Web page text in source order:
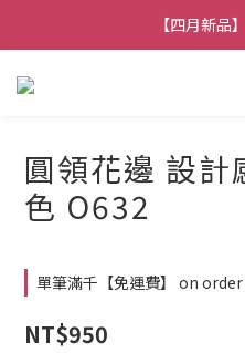
【七月新品】上
【四月新品
★加入官方
圓領花邊 設計
色 O632
單筆滿千【免運費】 on order
NT$950